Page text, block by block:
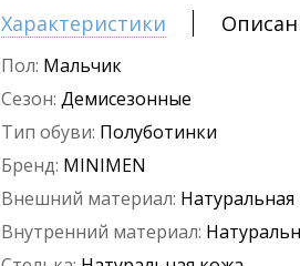
Характеристики
Пол: Мальчик
Сезон: Демисезонные
Тип обуви: Полуботинки
Бренд: MINIMEN
Внешний материал:
Внутренний материал: